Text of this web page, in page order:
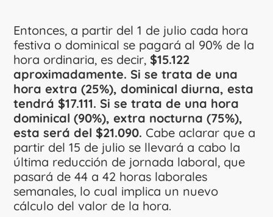
Entonces, a partir del 1 de julio cada hora
festiva o dominical se pagará al 90% de la
hora ordinaria, es decir,$15.122
aproximadamente. Si se trata de una
hora extra (25%), dominical diurna, esta
tendrá $17.111. Si se trata de una hora
dominical (90%), extra nocturna (75%),
esta será del $21.090. Cabe aclarar que a
partir del 15 de julio se llevará a cabo la
última reducción de jornada laboral, que
pasará de 44 a 42 horas laborales
semanales, lo cual implica un nuevo
cálculo del valor de la hora.